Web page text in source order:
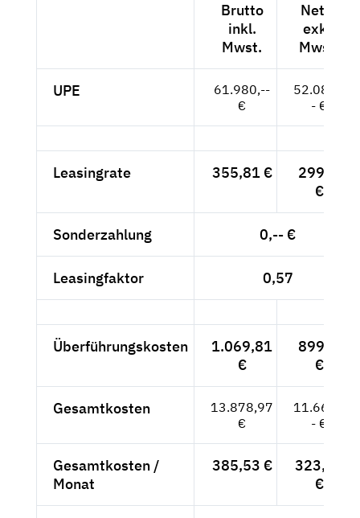
Brutto
inkl.
Mwst.
Netto
exkl.
Mwst.
UPE
61.980,--
€
52.084,-
- €
Leasingrate 355,81 €
299,--
€
Sonderzahlung 0,-- €
Leasingfaktor 0,57
Überführungskosten
1.069,81
€
899,--
€
Gesamtkosten
13.878,97
€
11.663,-
- €
Gesamtkosten /
Monat
385,53 €
323,97
€